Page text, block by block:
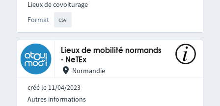
Format csv
Lieux de covoiturage
Lieux de mobilité normands
- NeTEx
Normandie
créé le 11/04/2023
Autres informations